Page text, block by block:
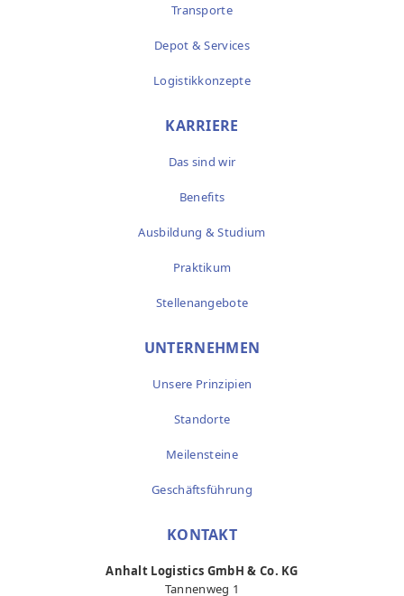
Transporte
Depot & Services
Logistikkonzepte
KARRIERE
Das sind wir
Benefits
Ausbildung & Studium
Praktikum
Stellenangebote
UNTERNEHMEN
Unsere Prinzipien
Standorte
Meilensteine
Geschäftsführung
KONTAKT
Anhalt Logistics GmbH & Co. KG
Tannenweg 1